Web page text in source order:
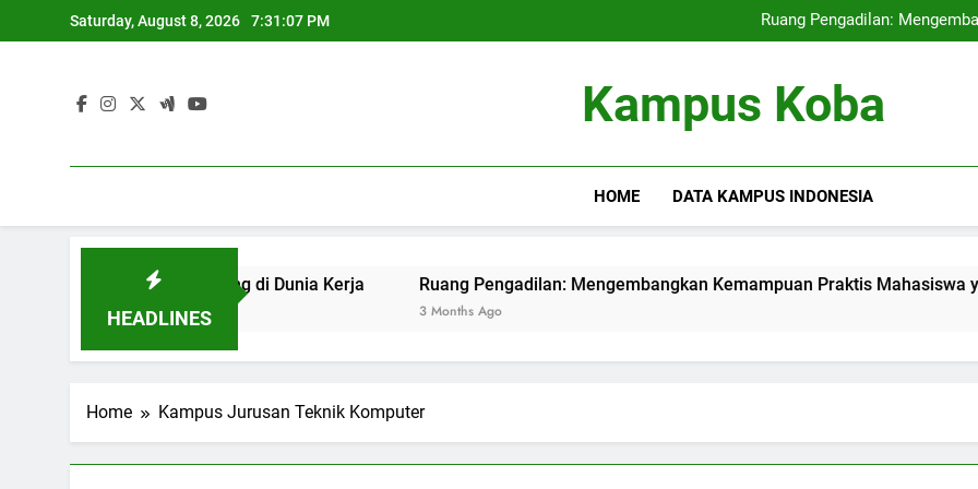
to
Saturday, August 8, 2026 7:31:07 PM
Ruang Pengadilan:
Pendidikan Hybrid:
Ruang Pengadilan:
Pendidikan Hybrid:
Kampus Koba
HOME DATA KAMPUS INDONESIA
HEADLINES
yang Berdaya Saing di Dunia Kerja Ruang Pengadilan: Mengembangkan Kemampuan Praktis Mahasiswa yang
3 Months Ago
Home Kampus Jurusan Teknik Komputer